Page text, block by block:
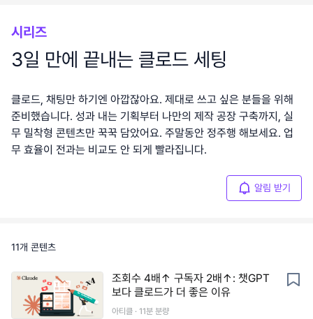
시리즈
3일 만에 끝내는 클로드 세팅
클로드, 채팅만 하기엔 아깝잖아요. 제대로 쓰고 싶은 분들을 위해
준비했습니다. 성과 내는 기획부터 나만의 제작 공장 구축까지, 실
무 밀착형 콘텐츠만 꾹꾹 담았어요. 주말동안 정주행 해보세요. 업
무 효율이 전과는 비교도 안 되게 빨라집니다.
알림 받기
11개 콘텐츠
조회수 4배↑ 구독자 2배↑: 챗GPT
보다 클로드가 더 좋은 이유
아티클 · 11분 분량